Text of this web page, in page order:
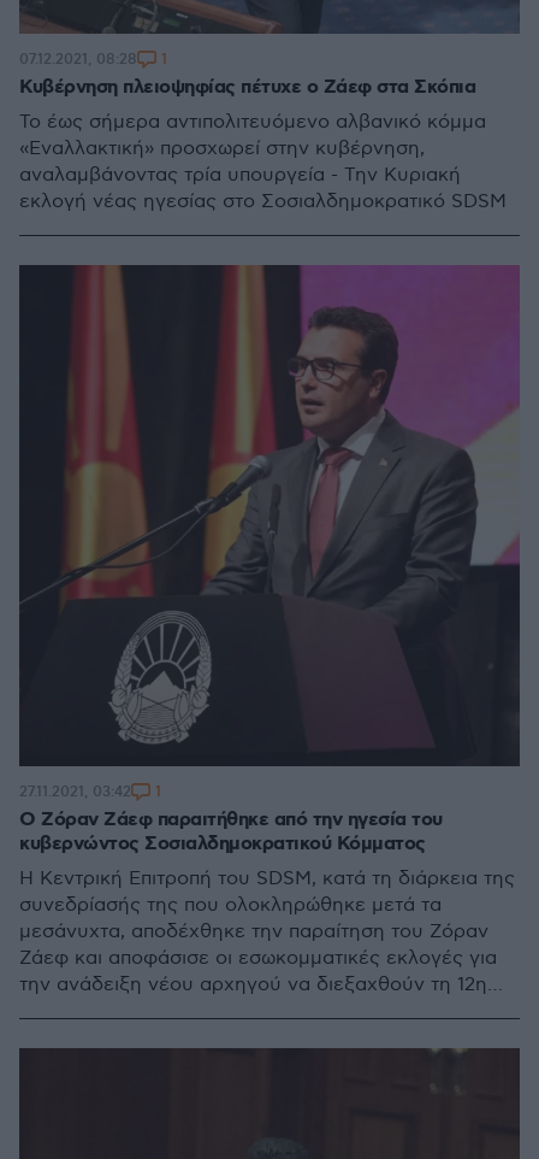
Κυβέρνηση πλειοψηφίας πέτυχε ο Ζάεφ στα Σκόπια
Το έως σήμερα αντιπολιτευόμενο αλβανικό κόμμα
«Eναλλακτική» προσχωρεί στην κυβέρνηση,
αναλαμβάνοντας τρία υπουργεία - Την Κυριακή
εκλογή νέας ηγεσίας στο Σοσιαλδημοκρατικό SDSM
07.12.2021, 08:28 1
Ο Ζόραν Ζάεφ παραιτήθηκε από την ηγεσία του
κυβερνώντος Σοσιαλδημοκρατικού Κόμματος
Η Κεντρική Επιτροπή του SDSM, κατά τη διάρκεια της
συνεδρίασής της που ολοκληρώθηκε μετά τα
μεσάνυχτα, αποδέχθηκε την παραίτηση του Ζόραν
Ζάεφ και αποφάσισε οι εσωκομματικές εκλογές για
την ανάδειξη νέου αρχηγού να διεξαχθούν τη 12η
27.11.2021, 03:42 1